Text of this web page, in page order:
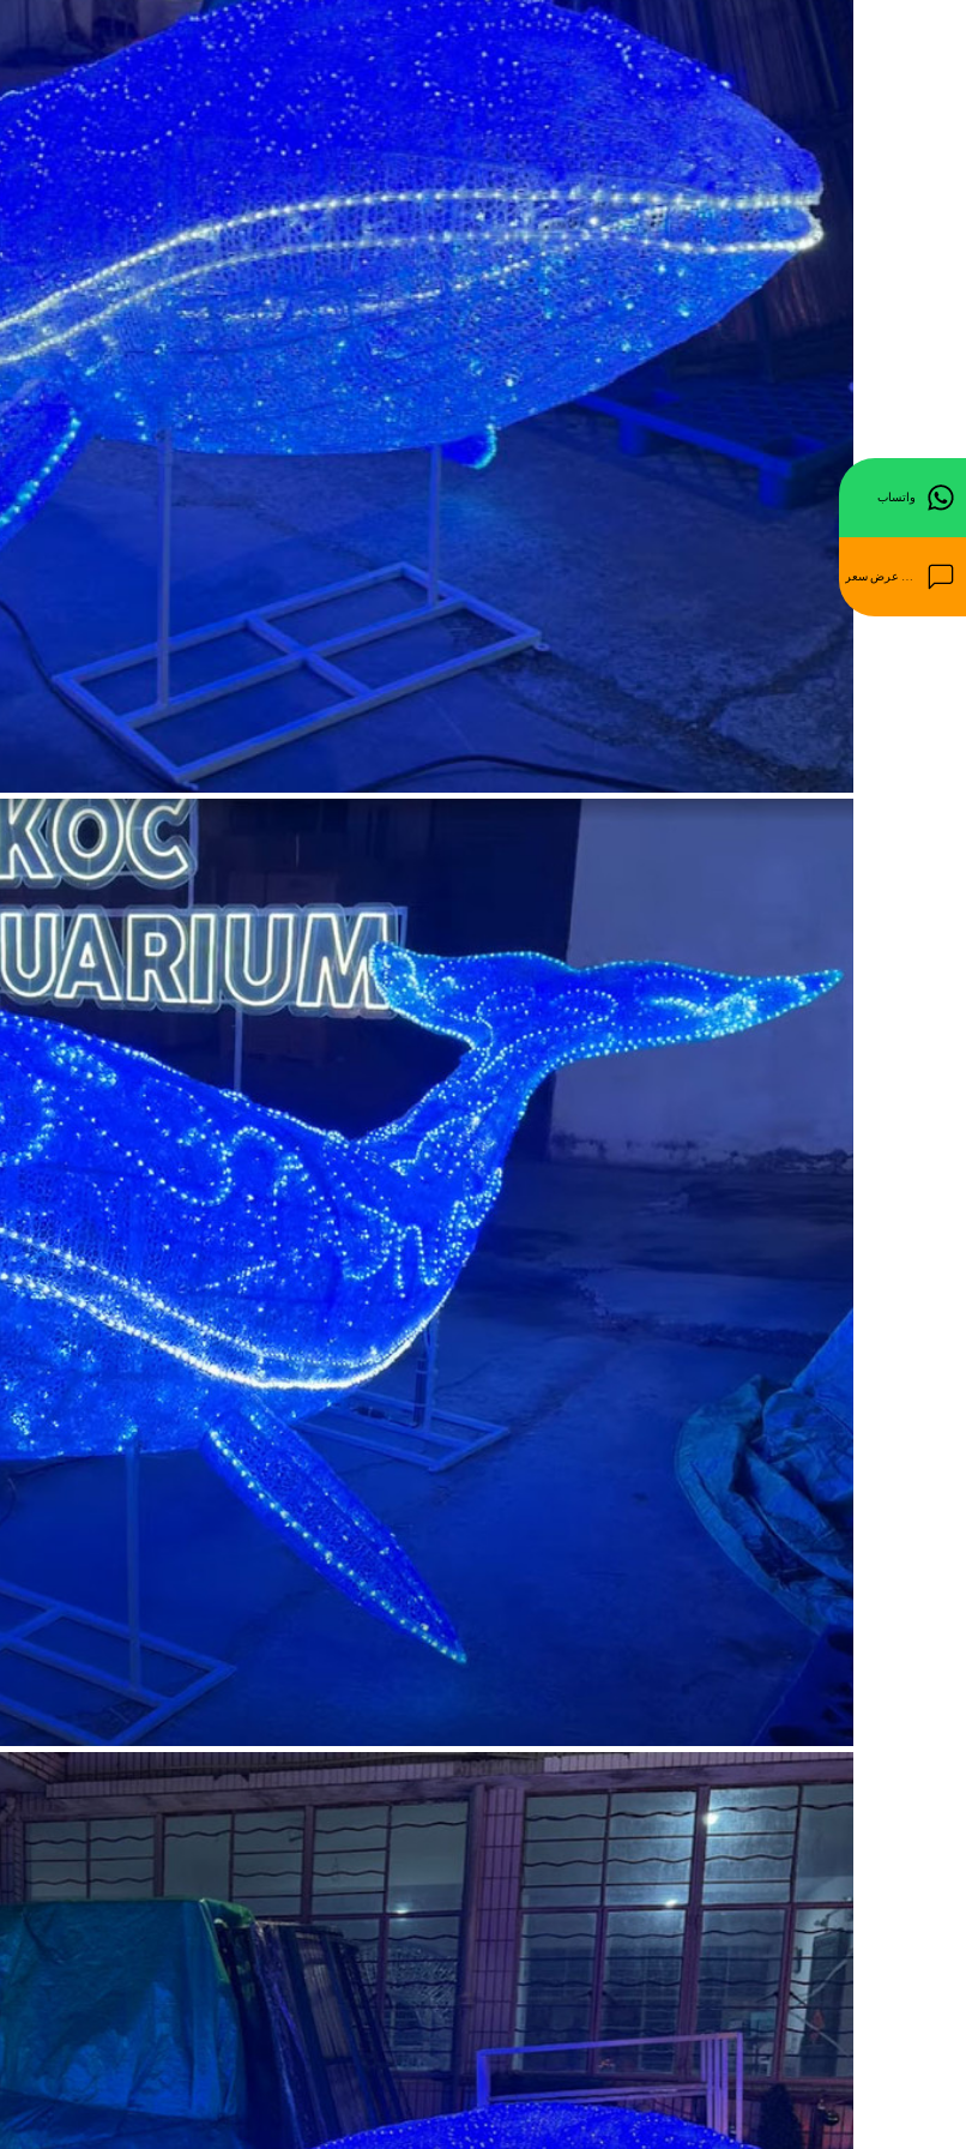
واتساب
احصل على عرض سعر